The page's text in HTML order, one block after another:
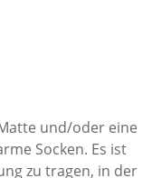
und/oder eine
Socken. Es ist
zu tragen, in der